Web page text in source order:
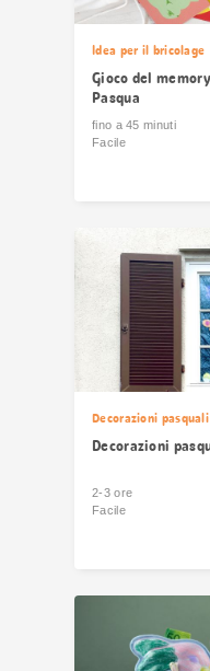
Idea per il bricolage
Gioco del
Pasqua
fino a 45 minuti
Facile
Decorazioni
Decorazioni
2-3 ore
Facile